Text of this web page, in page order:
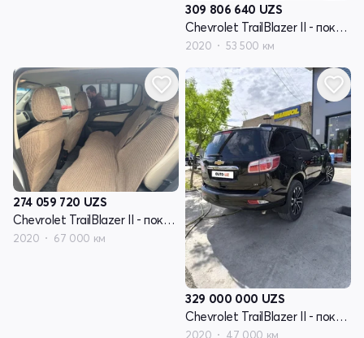
309 806 640 UZS
Chevrolet TrailBlazer II - поколение рестайлинг
2020 53 500 км
274 059 720 UZS
Chevrolet TrailBlazer II - поколение рестайлинг
2020 67 000 км
329 000 000 UZS
Chevrolet TrailBlazer II - поколение рестайлинг
2020 47 000 км